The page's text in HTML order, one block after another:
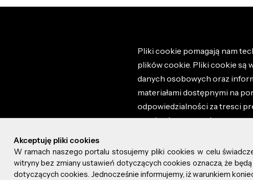
Pliki cookie pomagają nam
plików cookie. Pliki cookie są
danych osobowych oraz
materiałami dostępnymi na
odpowiedzialności za tresci
regulaminem portalu oraz
© 2026 altao.pl. Wszystkie
0.046
Akceptuję pliki cookies
W ramach naszego portalu stosujemy pliki cookies w celu
witryny bez zmiany ustawień dotyczących cookies oznacza, że
dotyczących cookies. Jednocześnie informujemy, iż warunkiem